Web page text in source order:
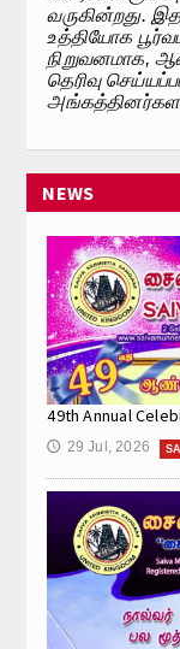
Video Gallery
Obituaries
Matrimonial
Contact Us
வருகின்றது.
உத்தியோக
நிறுவனமாக,
தெரிவு
NEWS
49th Annual
🕔 29 Jul, 2026